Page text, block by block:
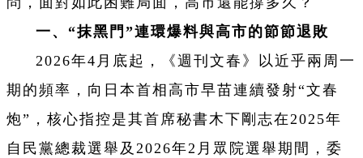
一、“抹黑門”連環爆料與高市的節節退敗
2026年4月底起，《週刊文春》以近乎兩周一
期的頻率，向日本首相高市早苗連續發射“文春
炮”，核心指控是其首席秘書木下剛志在2025年
自民黨總裁選舉及2026年2月眾院選舉期間，委